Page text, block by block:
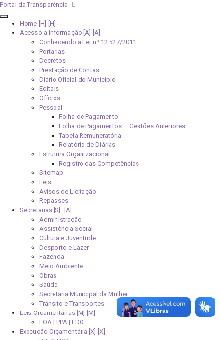
Portal da Transparência
Home [H]
Acesso a Informação [A]
Conhecendo a Lei nº 12.527/2011
Portarias
Decretos
Prestação de Contas
Diário Oficial do Município
Editais
Ofícios
Pessoal
Folha de Pagamento
Folha de Pagamentos – Gestões Anteriores
Tabela Remuneratória
Relatório de Diárias
Estrutura Organizacional
Registro das Competências
Sitemap
Leis
Avisos de Licitação
Repasses
Secretarias [S]
Administração
Assistência Social
Cultura e Juventude
Desporto e Lazer
Fazenda
Meio Ambiente
Obras
Saúde
Secretaria Municipal da Mulher
Trânsito e Transportes
Leis Orçamentárias [M]
LOA | PPA | LDO
Execução Orçamentária [X]